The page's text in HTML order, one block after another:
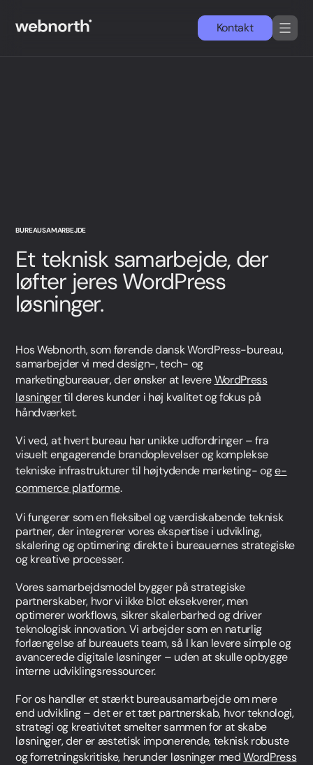
Nyheder & indsigter
Om os
Kontakt
BUREAUSAMARBEJDE
Et teknisk samarbejde, der
løfter jeres WordPress
løsninger.
Hos Webnorth, som førende dansk WordPress-bureau,
samarbejder vi med design-, tech- og
marketingbureauer, der ønsker at levereWordPress
løsningertil deres kunder i høj kvalitet og fokus på
håndværket.
Vi ved, at hvert bureau har unikke udfordringer – fra
visuelt engagerende brandoplevelser og komplekse
tekniske infrastrukturer til højtydende marketing- oge-
commerce platforme.
Vi fungerer som en fleksibel og værdiskabende teknisk
partner, der integrerer vores ekspertise i udvikling,
skalering og optimering direkte i bureauernes strategiske
og kreative processer.
Vores samarbejdsmodel bygger på strategiske
partnerskaber, hvor vi ikke blot eksekverer, men
optimerer workflows, sikrer skalerbarhed og driver
teknologisk innovation. Vi arbejder som en naturlig
forlængelse af bureauets team, så I kan levere simple og
avancerede digitale løsninger – uden at skulle opbygge
interne udviklingsressourcer.
For os handler et stærkt bureausamarbejde om mere
end udvikling – det er et tæt partnerskab, hvor teknologi,
strategi og kreativitet smelter sammen for at skabe
løsninger, der er æstetisk imponerende, teknisk robuste
og forretningskritiske, herunder løsninger medWordPress
Simon Strande
CEO & CTO
sr@webnorth.com
LinkedIn
Jacob Munche Spardahl
COO
LinkedIn
Simone Ziegler
Head of Project Management
sz@webnorth.com
LinkedIn
Jesper Hartvig
Customer Care Manager
+45 60 18 34 66
jh@webnorth.com
LinkedIn